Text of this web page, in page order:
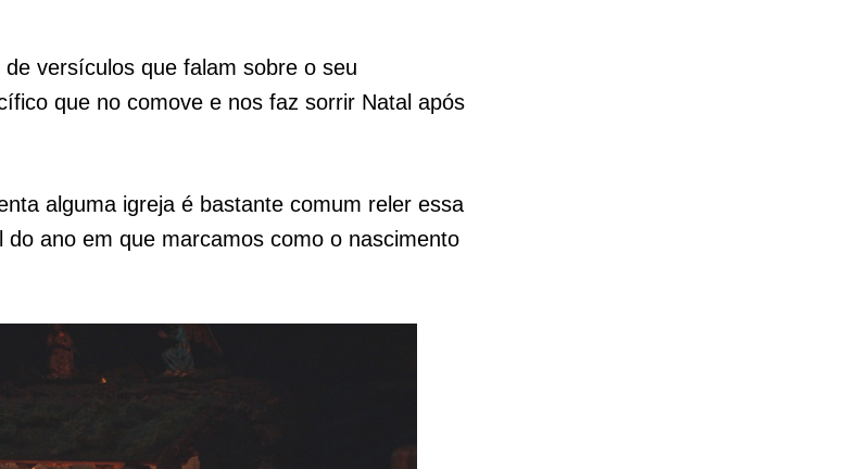
versículos que falam sobre o seu
que no comove e nos faz sorrir Natal após
alguma igreja é bastante comum reler essa
do ano em que marcamos como o nascimento